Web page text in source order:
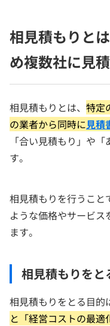
相見積もりと
め複数社に見
相見積もりとは、 特定
の業者から同時に見積
「合い見積もり」や
す。
相見積もりを行うこと
ような価格やサービ
ます。
相見積もりをと
相見積もりをとる目的
と「経営コストの最適